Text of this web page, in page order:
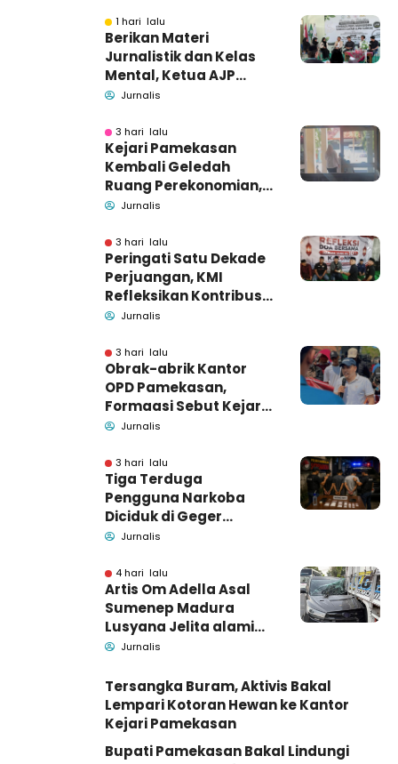
1 hari lalu
Berikan Materi
Jurnalistik dan Kelas
Mental, Ketua AJP
Bakar Semangat LPM
Jurnalis
3 hari lalu
Kejari Pamekasan
Kembali Geledah
Ruang Perekonomian,
Pidsus: Tunggu Saja!
Jurnalis
3 hari lalu
Peringati Satu Dekade
Perjuangan, KMI
Refleksikan Kontribusi
untuk Masyarakat
Jurnalis
3 hari lalu
Obrak-abrik Kantor
OPD Pamekasan,
Formaasi Sebut Kejari
Pamekasan
Jurnalis
3 hari lalu
Tiga Terduga
Pengguna Narkoba
Diciduk di Geger
Bangkalan, Polisi Masih
Barang Bukti
Jurnalis
4 hari lalu
Artis Om Adella Asal
Sumenep Madura
Lusyana Jelita alami
kecelakaan di Wonogiri
Jurnalis
Tersangka Buram, Aktivis Bakal
Lempari Kotoran Hewan ke Kantor
Kejari Pamekasan
Bupati Pamekasan Bakal Lindungi